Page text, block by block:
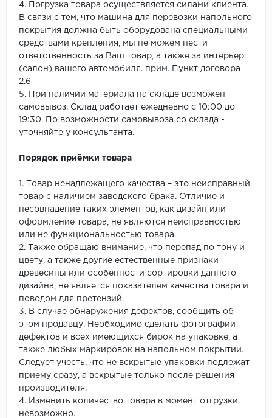
4. Погрузка товара осуществляется силами клиента.
В связи с тем, что машина для перевозки напольного
покрытия должна быть оборудована специальными
средствами крепления, мы не можем нести
ответственность за Ваш товар, а также за интерьер
(салон) вашего автомобиля. прим. Пункт договора
2.6
5. При наличии материала на складе возможен
самовывоз. Склад работает ежедневно с 10:00 до
19:30. По возможности самовывоза со склада -
уточняйте у консультанта.
Порядок приёмки товара
1. Товар ненадлежащего качества – это неисправный
товар с наличием заводского брака. Отличие и
несовпадение таких элементов, как дизайн или
оформление товара, не являются неисправностью
или не функциональностью товара.
2. Также обращаю внимание, что перепад по тону и
цвету, а также другие естественные признаки
древесины или особенности сортировки данного
дизайна, не является показателем качества товара и
поводом для претензий.
3. В случае обнаружения дефектов, сообщить об
этом продавцу. Необходимо сделать фотографии
дефектов и всех имеющихся бирок на упаковке, а
также любых маркировок на напольном покрытии.
Следует учесть, что не вскрытые упаковки подлежат
приему сразу, а вскрытые только после решения
производителя.
4. Изменить количество товара в момент отгрузки
невозможно.